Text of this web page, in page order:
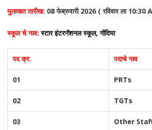
मुलाखत तारीख: 08 फेब्रुवारी 2026 ( रविवार ला 10:30
स्कूल चे नाव:स्टार इंटरनॅशनल स्कूल, गोंदिया
पद क्र. पदाचे नाव
01 PRTs
02 TGTs
03 Other